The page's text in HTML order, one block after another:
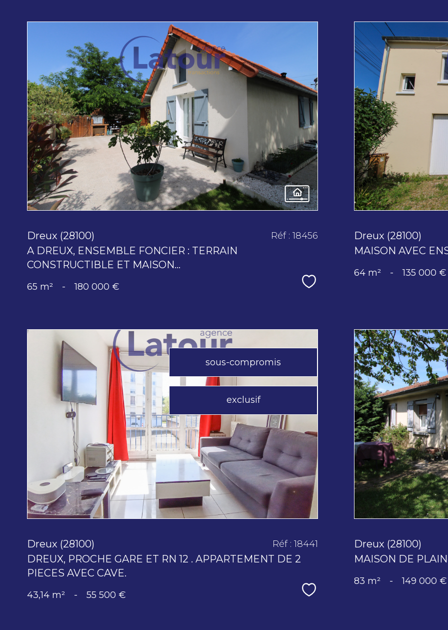
voir le
bien
Dreux (28100)
A DREUX, ENSEMBLE FONCIER : TERRAIN
CONSTRUCTIBLE ET MAISON...
Réf : 18456
65 m² - 180 000 € Sélectionner
Dreux (28100)
MAISON AVEC
64 m² - 135 000 €
sous-compromis
exclusif
voir le
bien
Dreux (28100)
DREUX, PROCHE GARE ET RN 12 . APPARTEMENT DE 2
PIECES AVEC CAVE.
Réf : 18441
43,14 m² - 55 500 € Sélectionner
Dreux (28100)
MAISON DE
83 m² - 149 000 €